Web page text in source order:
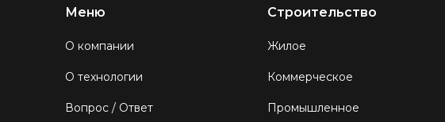
Меню
О компании
О технологии
Вопрос / Ответ
Строительство
Жилое
Коммерческое
Промышленное